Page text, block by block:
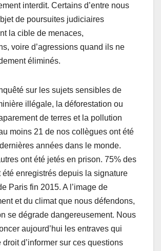
interdit. Certains d’entre nous
de poursuites judiciaires
la cible de menaces,
voire d’agressions quand ils ne
éliminés.
sur les sujets sensibles de
illégale, la déforestation ou
de terres et la pollution
moins 21 de nos collègues ont été
années dans le monde.
ont été jetés en prison. 75% des
été enregistrés depuis la signature
Paris fin 2015. A l’image de
et du climat que nous défendons,
se dégrade dangereusement. Nous
aujourd’hui les entraves qui
droit d’informer sur ces questions